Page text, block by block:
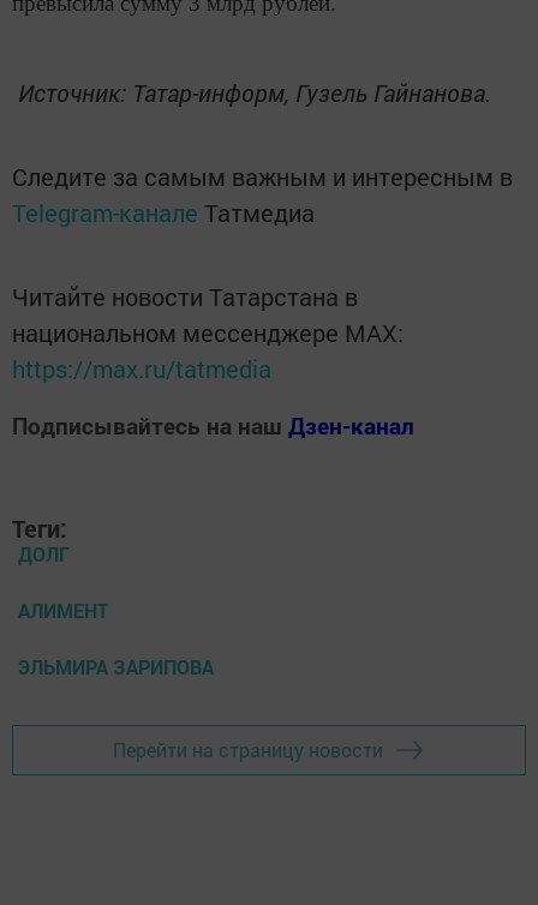
Источник: Татар-информ, Гузель Гайнанова.
Следите за самым важным и интересным в
Telegram-канале Татмедиа
Читайте новости Татарстана в
национальном мессенджере MАХ:
https://max.ru/tatmedia
Подписывайтесь на наш Дзен-канал
Теги:
ДОЛГ
АЛИМЕНТ
ЭЛЬМИРА ЗАРИПОВА
Перейти на страницу новости